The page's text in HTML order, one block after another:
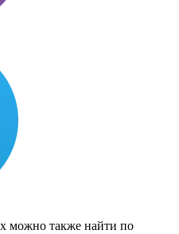
можно также найти по